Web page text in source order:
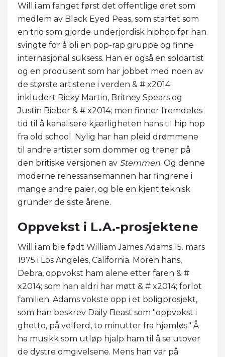
Will.i.am fanget først det offentlige øret som
medlem av Black Eyed Peas, som startet som
en trio som gjorde underjordisk hiphop før han
svingte for å bli en pop-rap gruppe og finne
internasjonal suksess. Han er også en soloartist
og en produsent som har jobbet med noen av
de største artistene i verden & # x2014;
inkludert Ricky Martin, Britney Spears og
Justin Bieber & # x2014; men finner fremdeles
tid til å kanalisere kjærligheten hans til hip hop
fra old school. Nylig har han pleid drømmene
til andre artister som dommer og trener på
den britiske versjonen av Stemmen. Og denne
moderne renessansemannen har fingrene i
mange andre paier, og ble en kjent teknisk
gründer de siste årene.
Oppvekst i L.A.-prosjektene
Will.i.am ble født William James Adams 15. mars
1975 i Los Angeles, California. Moren hans,
Debra, oppvokst ham alene etter faren & #
x2014; som han aldri har møtt & # x2014; forlot
familien. Adams vokste opp i et boligprosjekt,
som han beskrev Daily Beast som "oppvokst i
ghetto, på velferd, to minutter fra hjemløs." Å
ha musikk som utløp hjalp ham til å se utover
de dystre omgivelsene. Mens han var på